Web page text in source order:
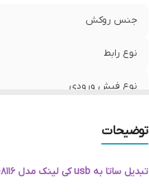
جنس روکش
نوع رابط
نوع فیش ورودی
توضیحات
تبدیل ساتا به usb کی لینک مدل K-8116